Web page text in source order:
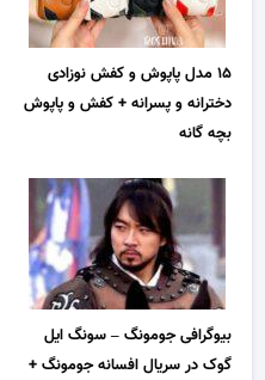
۱۵ مدل پاپوش و کفش نوزادی
دخترانه و پسرانه + کفش و پاپوش
بچه گانه
بیوگرافی جومونگ – سونگ ایل
گوک در سریال افسانه جومونگ +